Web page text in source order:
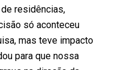
residências,
só aconteceu
mas teve impacto
para que nossa